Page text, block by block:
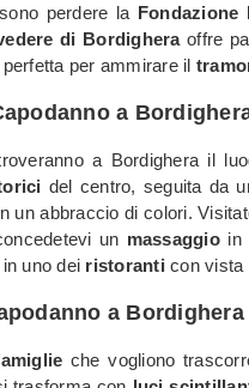
perdere la Fondazione
di Bordigheraoffre
per ammirare il
a
a Bordighera il
del centro, seguita da
un abbraccio di colori.
un massaggioin
uno dei ristoranti con vista
a Bordighera
che vogliono